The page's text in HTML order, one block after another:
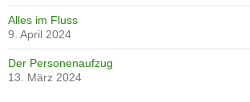
Alles im Fluss
9. April 2024
Der Personenaufzug
13. März 2024